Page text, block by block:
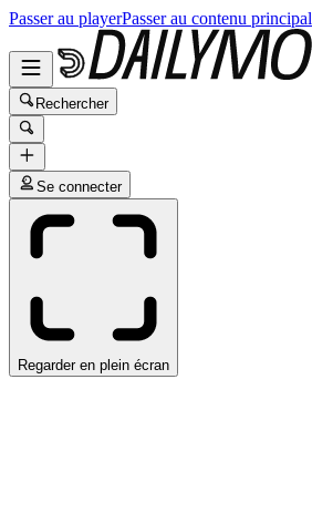
Passer au playerPasser au contenu principal
Rechercher
Se connecter
Regarder en plein écran